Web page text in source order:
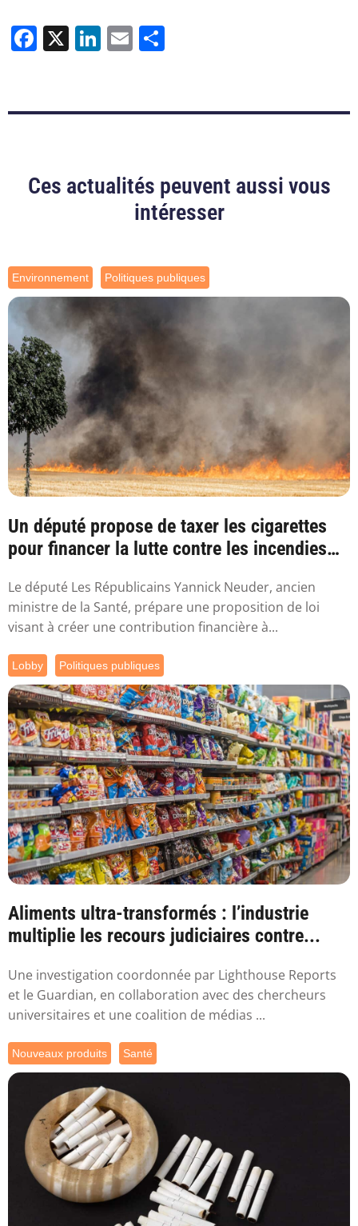
Facebook
X LinkedIn
Email
Ces actualités peuvent aussi vous
intéresser
Environnement Politiques publiques
Un député propose de taxer les cigarettes
pour financer la lutte contre les incendies
Le député Les Républicains Yannick Neuder, ancien
ministre de la Santé, prépare une proposition de loi
visant à créer une contribution financière à...
Lobby Politiques publiques
Aliments ultra-transformés : l’industrie
multiplie les recours judiciaires contre...
Une investigation coordonnée par Lighthouse Reports
et le Guardian, en collaboration avec des chercheurs
universitaires et une coalition de médias ...
Nouveaux produits Santé